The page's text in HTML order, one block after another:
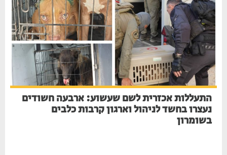
התעללות אכזרית לשם שעשוע: ארבעה חשודים
נעצרו בחשד לניהול וארגון קרבות כלבים
בשומרון